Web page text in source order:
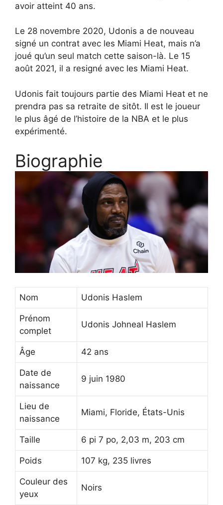
avoir atteint 40 ans.
Le 28 novembre 2020, Udonis a de nouveau
signé un contrat avec les Miami Heat, mais n’a
joué qu’un seul match cette saison-là. Le 15
août 2021, il a resigné avec les Miami Heat.
Udonis fait toujours partie des Miami Heat et ne
prendra pas sa retraite de sitôt. Il est le joueur
le plus âgé de l’histoire de la NBA et le plus
expérimenté.
Biographie
Nom Udonis Haslem
Prénom
complet
Udonis Johneal Haslem
Âge 42 ans
Date de
naissance
9 juin 1980
Lieu de
naissance
Miami, Floride, États-Unis
Taille 6 pi 7 po, 2,03 m, 203 cm
Poids 107 kg, 235 livres
Couleur des
yeux
Noirs